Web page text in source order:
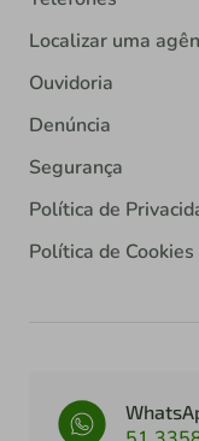
Localizar uma
Ouvidoria
Denúncia
Segurança
Política de
Política de Cookies